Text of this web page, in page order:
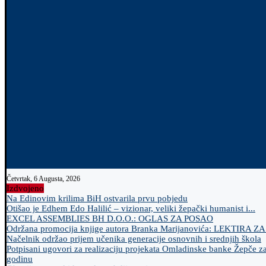
Četvrtak, 6 Augusta, 2026
Izdvojeno
Na Edinovim krilima BiH ostvarila prvu pobjedu
Otišao je Edhem Edo Halilić – vizionar, veliki žepački humanist i...
EXCEL ASSEMBLIES BH D.O.O.: OGLAS ZA POSAO
Održana promocija knjige autora Branka Marijanovića: LEKTIRA
Načelnik održao prijem učenika generacije osnovnih i srednjih škola
Potpisani ugovori za realizaciju projekata Omladinske banke Žepče
godinu